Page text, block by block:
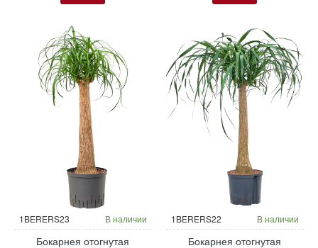
Гидропоника
1BERERS23 В наличии
Бокарнея отогнутая
Гидропоника
1BERERS22 В наличии
Бокарнея отогнутая